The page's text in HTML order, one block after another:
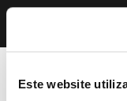
Este website